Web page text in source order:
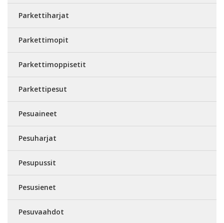
Parkettiharjat
Parkettimopit
Parkettimoppisetit
Parkettipesut
Pesuaineet
Pesuharjat
Pesupussit
Pesusienet
Pesuvaahdot